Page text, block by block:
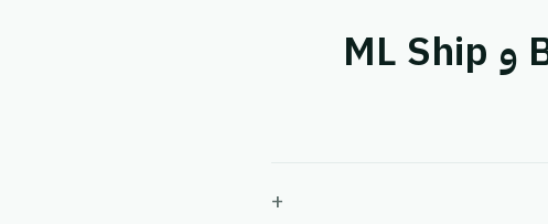
أسئلة شائعة حول التكامل بين Big Delivery و ML Ship
+